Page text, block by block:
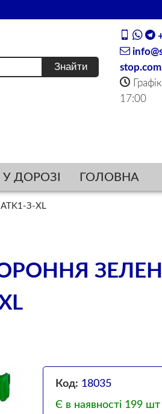
17:00
ДОРОЗІ ГОЛОВНА
З-XL
Код: 18035
Є в наявності 199 шт